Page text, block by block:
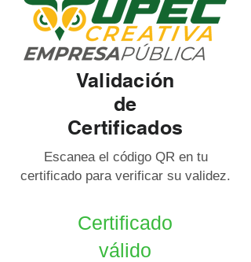
Validación
de
Certificados
Escanea el código QR en tu
certificado para verificar su validez.
Certificado
válido